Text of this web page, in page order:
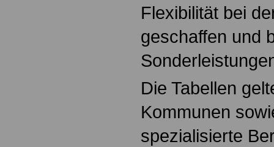
Flexibilität bei
geschaffen und
Die Tabellen
Kommunen
spezialisierte